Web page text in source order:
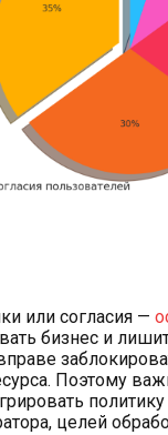
или согласия —
бизнес и
Поэтому
целей